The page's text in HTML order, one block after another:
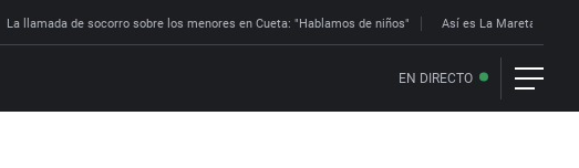
La llamada de socorro sobre los menores en Cueta: "Hablamos de niños" Así es La Mareta: la
EN DIRECTO